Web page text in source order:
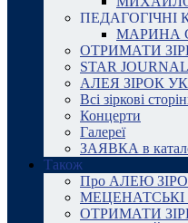
ПЕДАГОГІЧНІ
МАРИНА
ОТРИМАТИ
STAR JOURNAL
АЛЕЯ ЗІРОК
Всі зіркові
Концерти
Галереї
ЗАЯВКА в
Також
Про АЛЕЮ
ОТРИМАТИ